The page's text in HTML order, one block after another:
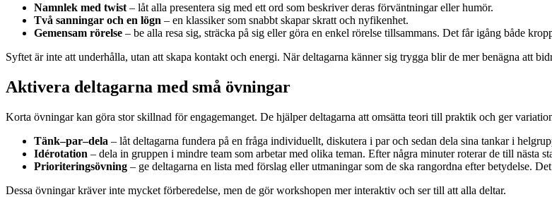
Namnlek med twist – låt alla presentera sig med ett ord som beskriver deras förväntningar eller humör.
Två sanningar och en lögn – en klassiker som snabbt skapar skratt och nyfikenhet.
Gemensam rörelse – be alla resa sig, sträcka på sig eller göra en enkel rörelse tillsammans. Det får igång både
Syftet är inte att underhålla, utan att skapa kontakt och energi. När deltagarna känner sig trygga blir de mer benägna att
Aktivera deltagarna med små övningar
Korta övningar kan göra stor skillnad för engagemanget. De hjälper deltagarna att omsätta teori till praktik och ger
Tänk–par–dela – låt deltagarna fundera på en fråga individuellt, diskutera i par och sedan dela sina tankar i
Idérotation – dela in gruppen i mindre team som arbetar med olika teman. Efter några minuter roterar de till nästa
Prioriteringsövning – ge deltagarna en lista med förslag eller utmaningar som de ska rangordna efter betydelse.
Dessa övningar kräver inte mycket förberedelse, men de gör workshopen mer interaktiv och ser till att alla deltar.